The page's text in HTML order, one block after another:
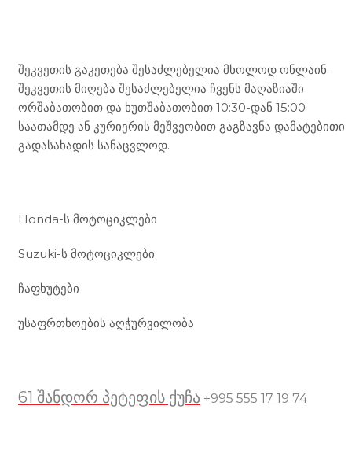
შეკვეთის გაკეთება შესაძლებელია მხოლოდ ონლაინ.
შეკვეთის მიღება შესაძლებელია ჩვენს მაღაზიაში
ორშაბათობით და ხუთშაბათობით 10:30-დან 15:00
საათამდე ან კურიერის მეშვეობით გაგზავნა დამატებითი
გადასახადის სანაცვლოდ.
Honda-ს მოტოციკლები
Suzuki-ს მოტოციკლები
ჩაფხუტები
უსაფრთხოების აღჭურვილობა
61 შანდორ პეტეფის ქუჩა +995 555 17 19 74